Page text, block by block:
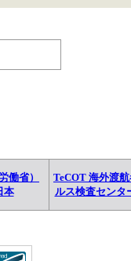
働省）
本
TeCOT 海外渡
ルス検査センタ